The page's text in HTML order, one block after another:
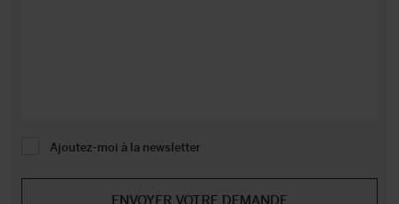
Ajoutez-moi à la newsletter